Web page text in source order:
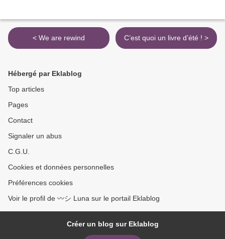
< We are rewind C’est quoi un livre d’été ! >
Hébergé par Eklablog
Top articles
Pages
Contact
Signaler un abus
C.G.U.
Cookies et données personnelles
Préférences cookies
Voir le profil de 〰️シ Luna sur le portail Eklablog
Créer un blog sur Eklablog